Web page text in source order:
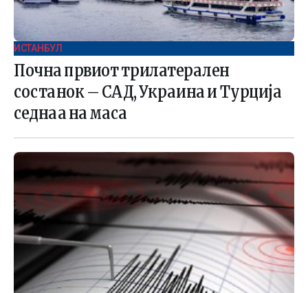
ИСТАНБУЛ
Почна првиот трилатерален
состанок – САД, Украина и Турција
седнаа на маса